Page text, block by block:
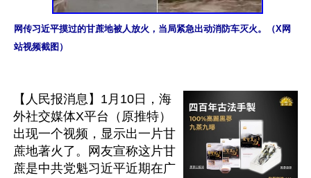
网传习近平摸过的甘蔗地被人放火，当局紧急出动消防车灭火。（X网
站视频截图）
【人民报消息】1月10日，海
外社交媒体X平台（原推特）
出现一个视频，显示出一片甘
蔗地著火了。网友宣称这片甘
蔗是中共党魁习近平近期在广